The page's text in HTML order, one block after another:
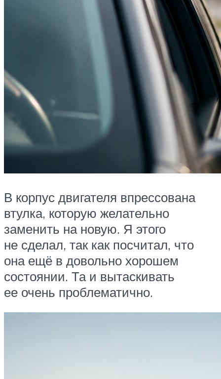
В корпус двигателя впрессована
втулка, которую желательно
заменить на новую. Я этого
не сделал, так как посчитал, что
она ещё в довольно хорошем
состоянии. Та и вытаскивать
ее очень проблематично.